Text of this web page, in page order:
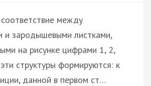
между
и зародышевыми листками,
на рисунке цифрами 1, 2,
структуры формируются: к
данной в первом ст…